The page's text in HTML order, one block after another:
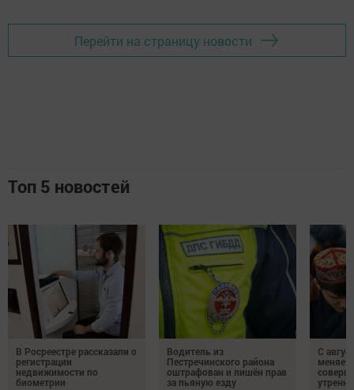
Перейти на страницу новости
Топ 5 новостей
В Росреестре рассказали о
регистрации
недвижимости по
биометрии
Водитель из
Пестречинского района
оштрафован и лишён прав
за пьяную езду
С